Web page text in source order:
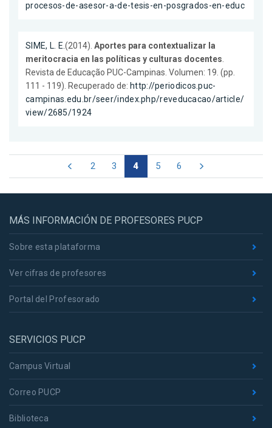
procesos-de-asesor-a-de-tesis-en-posgrados-en-educ
SIME, L. E.(2014).Aportes para contextualizar la
meritocracia en las políticas y culturas docentes.
Revista de Educação PUC-Campinas. Volumen: 19. (pp.
111 - 119). Recuperado de: http://periodicos.puc-
campinas.edu.br/seer/index.php/reveducacao/article/
view/2685/1924
2 3 4 5 6
MÁS INFORMACIÓN DE PROFESORES PUCP
Sobre esta plataforma
Ver cifras de profesores
Portal del Profesorado
SERVICIOS PUCP
Campus Virtual
Correo PUCP
Biblioteca